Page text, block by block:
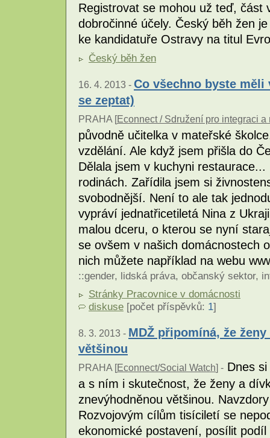
Registrovat se mohou už teď, část
dobročinné účely. Český běh žen
ke kandidatuře Ostravy na titul
Český běh žen
16. 4. 2013 - Co všechno byste měli
se zeptat)
PRAHA [Econnect / Sdružení pro integraci
původně učitelka v mateřské
vzdělání. Ale když jsem přišla do
Dělala jsem v kuchyni
rodinách. Zařídila jsem si
svobodnější. Není to ale tak
vypráví jednatřicetiletá Nina z
malou dceru, o kterou se nyní
se ovšem v našich domácnostech
nich můžete například na webu
::gender, lidská práva, občanský sektor,
Stránky Pracovnice v domácnosti
diskuse [počet příspěvků: 1]
8. 3. 2013 - MDŽ připomíná, že
většinou
PRAHA [Econnect/Social Watch] - Dnes
a s ním i skutečnost, že ženy a
znevýhodněnou většinou.
Rozvojovým cílům tisíciletí se
ekonomické postavení, posílit